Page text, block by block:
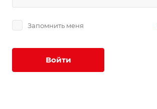
Запомнить меня
Войти